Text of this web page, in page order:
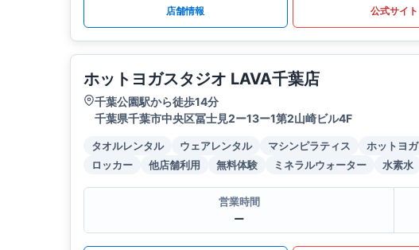
店舗情報 公式サイト
ホットヨガスタジオ LAVA千葉店
千葉公園駅から徒歩14分
千葉県千葉市中央区冨士見2ー13ー1第2山崎ビル4F
タオルレンタル ウェアレンタル マシンピラティス ホットヨガ
ロッカー
他店舗利用 無料体験 ミネラルウォーター 水素水
営業時間
ー